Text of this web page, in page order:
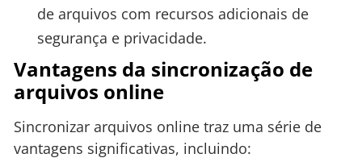
de arquivos com recursos adicionais de
segurança e privacidade.
Vantagens da sincronização de
arquivos online
Sincronizar arquivos online traz uma série de
vantagens significativas, incluindo: